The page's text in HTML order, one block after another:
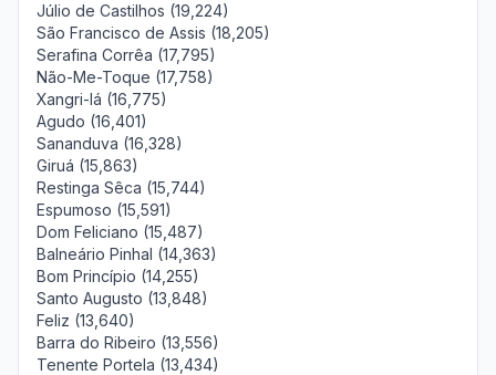
Júlio de Castilhos (19,224)
São Francisco de Assis (18,205)
Serafina Corrêa (17,795)
Não-Me-Toque (17,758)
Xangri-lá (16,775)
Agudo (16,401)
Sananduva (16,328)
Giruá (15,863)
Restinga Sêca (15,744)
Espumoso (15,591)
Dom Feliciano (15,487)
Balneário Pinhal (14,363)
Bom Princípio (14,255)
Santo Augusto (13,848)
Feliz (13,640)
Barra do Ribeiro (13,556)
Tenente Portela (13,434)